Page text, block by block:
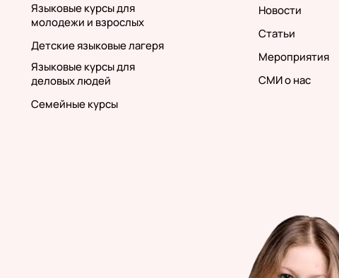
Языковые курсы для
молодежи и взрослых
Детские языковые лагеря
Языковые курсы для
деловых людей
Семейные курсы
Новости
Статьи
Мероприятия
СМИ о нас